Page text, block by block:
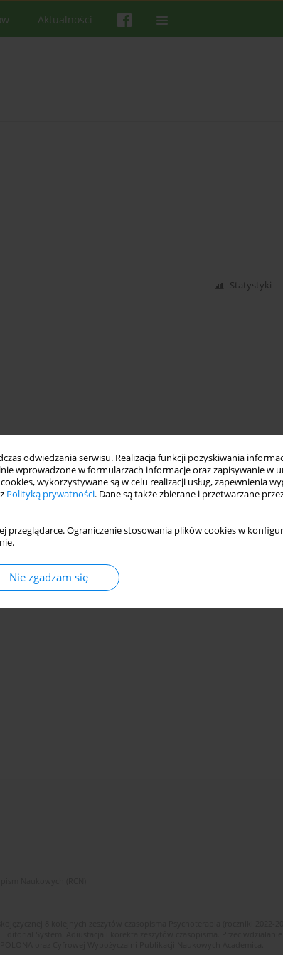
odwiedzania serwisu. Realizacja funkcji pozyskiwania
wprowadzone w formularzach informacje oraz zapisywanie w
wykorzystywane są w celu realizacji usług, zapewnienia
Polityką prywatności. Dane są także zbierane i przetwarzane
przeglądarce. Ograniczenie stosowania plików cookies w
Nie zgadzam się
Aktualności
Statystyki